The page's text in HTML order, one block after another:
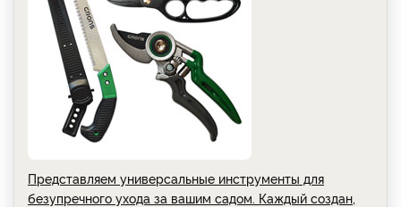
Представляем универсальные инструменты для
безупречного ухода за вашим садом. Каждый создан,